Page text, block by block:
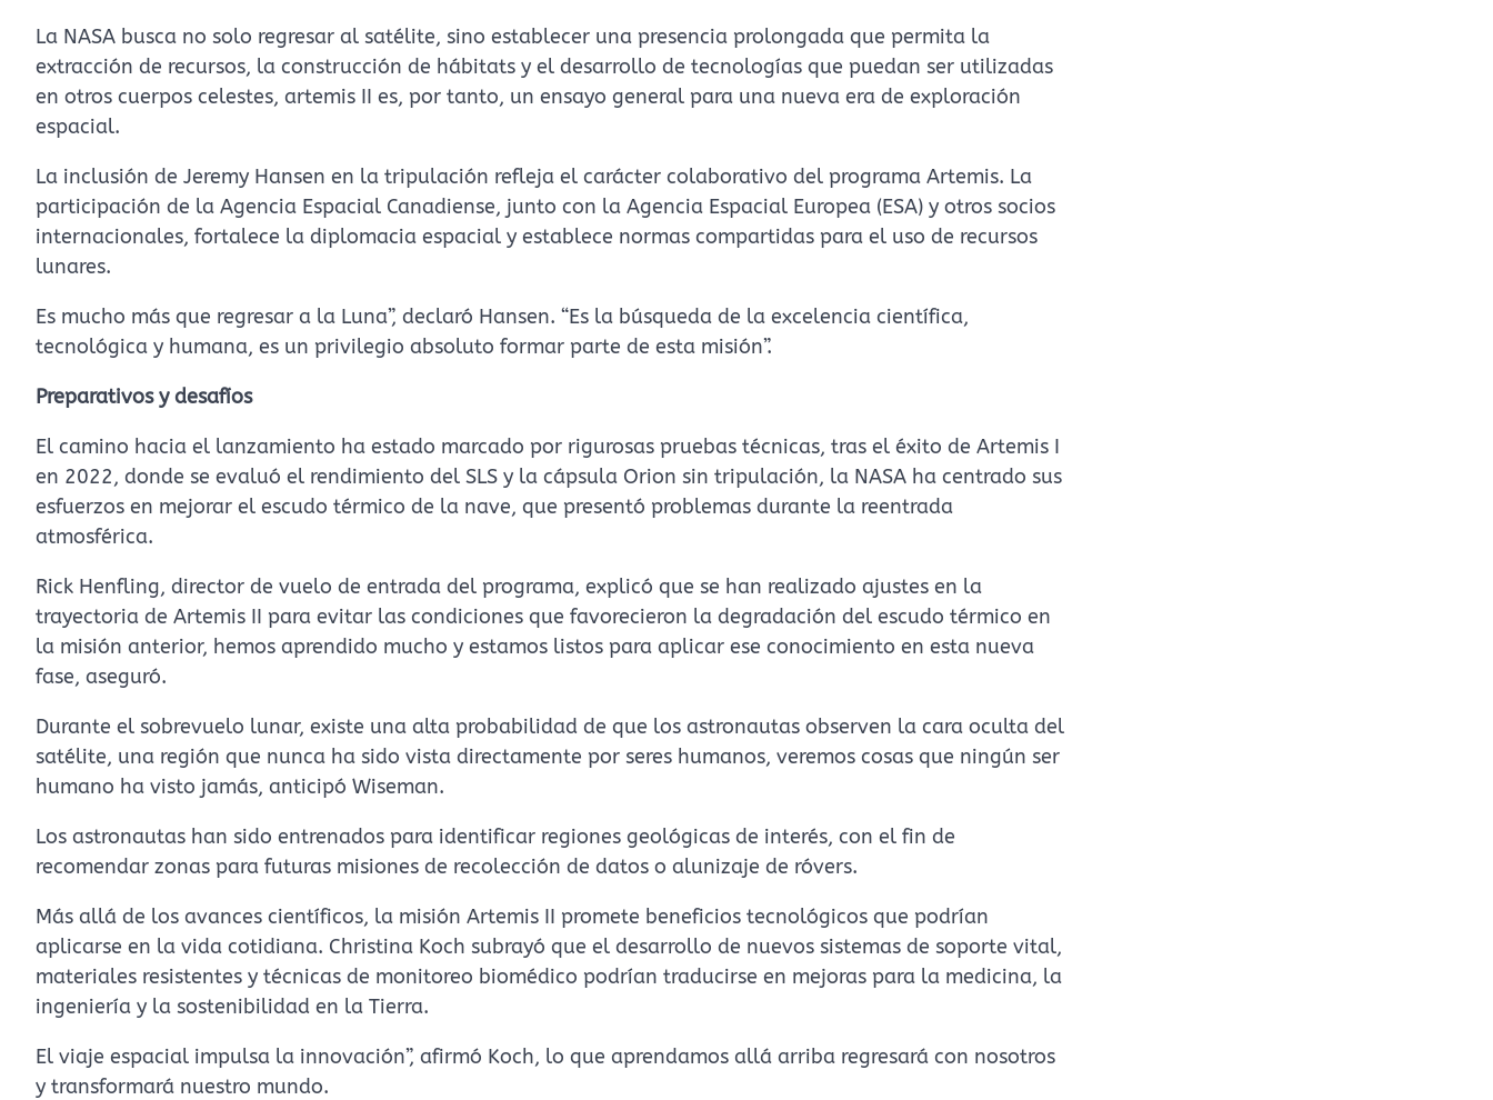
La NASA busca no solo regresar al satélite, sino establecer una presencia prolongada que permita la
extracción de recursos, la construcción de hábitats y el desarrollo de tecnologías que puedan ser utilizadas
en otros cuerpos celestes, artemis II es, por tanto, un ensayo general para una nueva era de exploración
espacial.
La inclusión de Jeremy Hansen en la tripulación refleja el carácter colaborativo del programa Artemis. La
participación de la Agencia Espacial Canadiense, junto con la Agencia Espacial Europea (ESA) y otros socios
internacionales, fortalece la diplomacia espacial y establece normas compartidas para el uso de recursos
lunares.
Es mucho más que regresar a la Luna”, declaró Hansen. “Es la búsqueda de la excelencia científica,
tecnológica y humana, es un privilegio absoluto formar parte de esta misión”.
Preparativos y desafíos
El camino hacia el lanzamiento ha estado marcado por rigurosas pruebas técnicas, tras el éxito de Artemis I
en 2022, donde se evaluó el rendimiento del SLS y la cápsula Orion sin tripulación, la NASA ha centrado sus
esfuerzos en mejorar el escudo térmico de la nave, que presentó problemas durante la reentrada
atmosférica.
Rick Henfling, director de vuelo de entrada del programa, explicó que se han realizado ajustes en la
trayectoria de Artemis II para evitar las condiciones que favorecieron la degradación del escudo térmico en
la misión anterior, hemos aprendido mucho y estamos listos para aplicar ese conocimiento en esta nueva
fase, aseguró.
Durante el sobrevuelo lunar, existe una alta probabilidad de que los astronautas observen la cara oculta del
satélite, una región que nunca ha sido vista directamente por seres humanos, veremos cosas que ningún ser
humano ha visto jamás, anticipó Wiseman.
Los astronautas han sido entrenados para identificar regiones geológicas de interés, con el fin de
recomendar zonas para futuras misiones de recolección de datos o alunizaje de róvers.
Más allá de los avances científicos, la misión Artemis II promete beneficios tecnológicos que podrían
aplicarse en la vida cotidiana. Christina Koch subrayó que el desarrollo de nuevos sistemas de soporte vital,
materiales resistentes y técnicas de monitoreo biomédico podrían traducirse en mejoras para la medicina, la
ingeniería y la sostenibilidad en la Tierra.
El viaje espacial impulsa la innovación”, afirmó Koch, lo que aprendamos allá arriba regresará con nosotros
y transformará nuestro mundo.